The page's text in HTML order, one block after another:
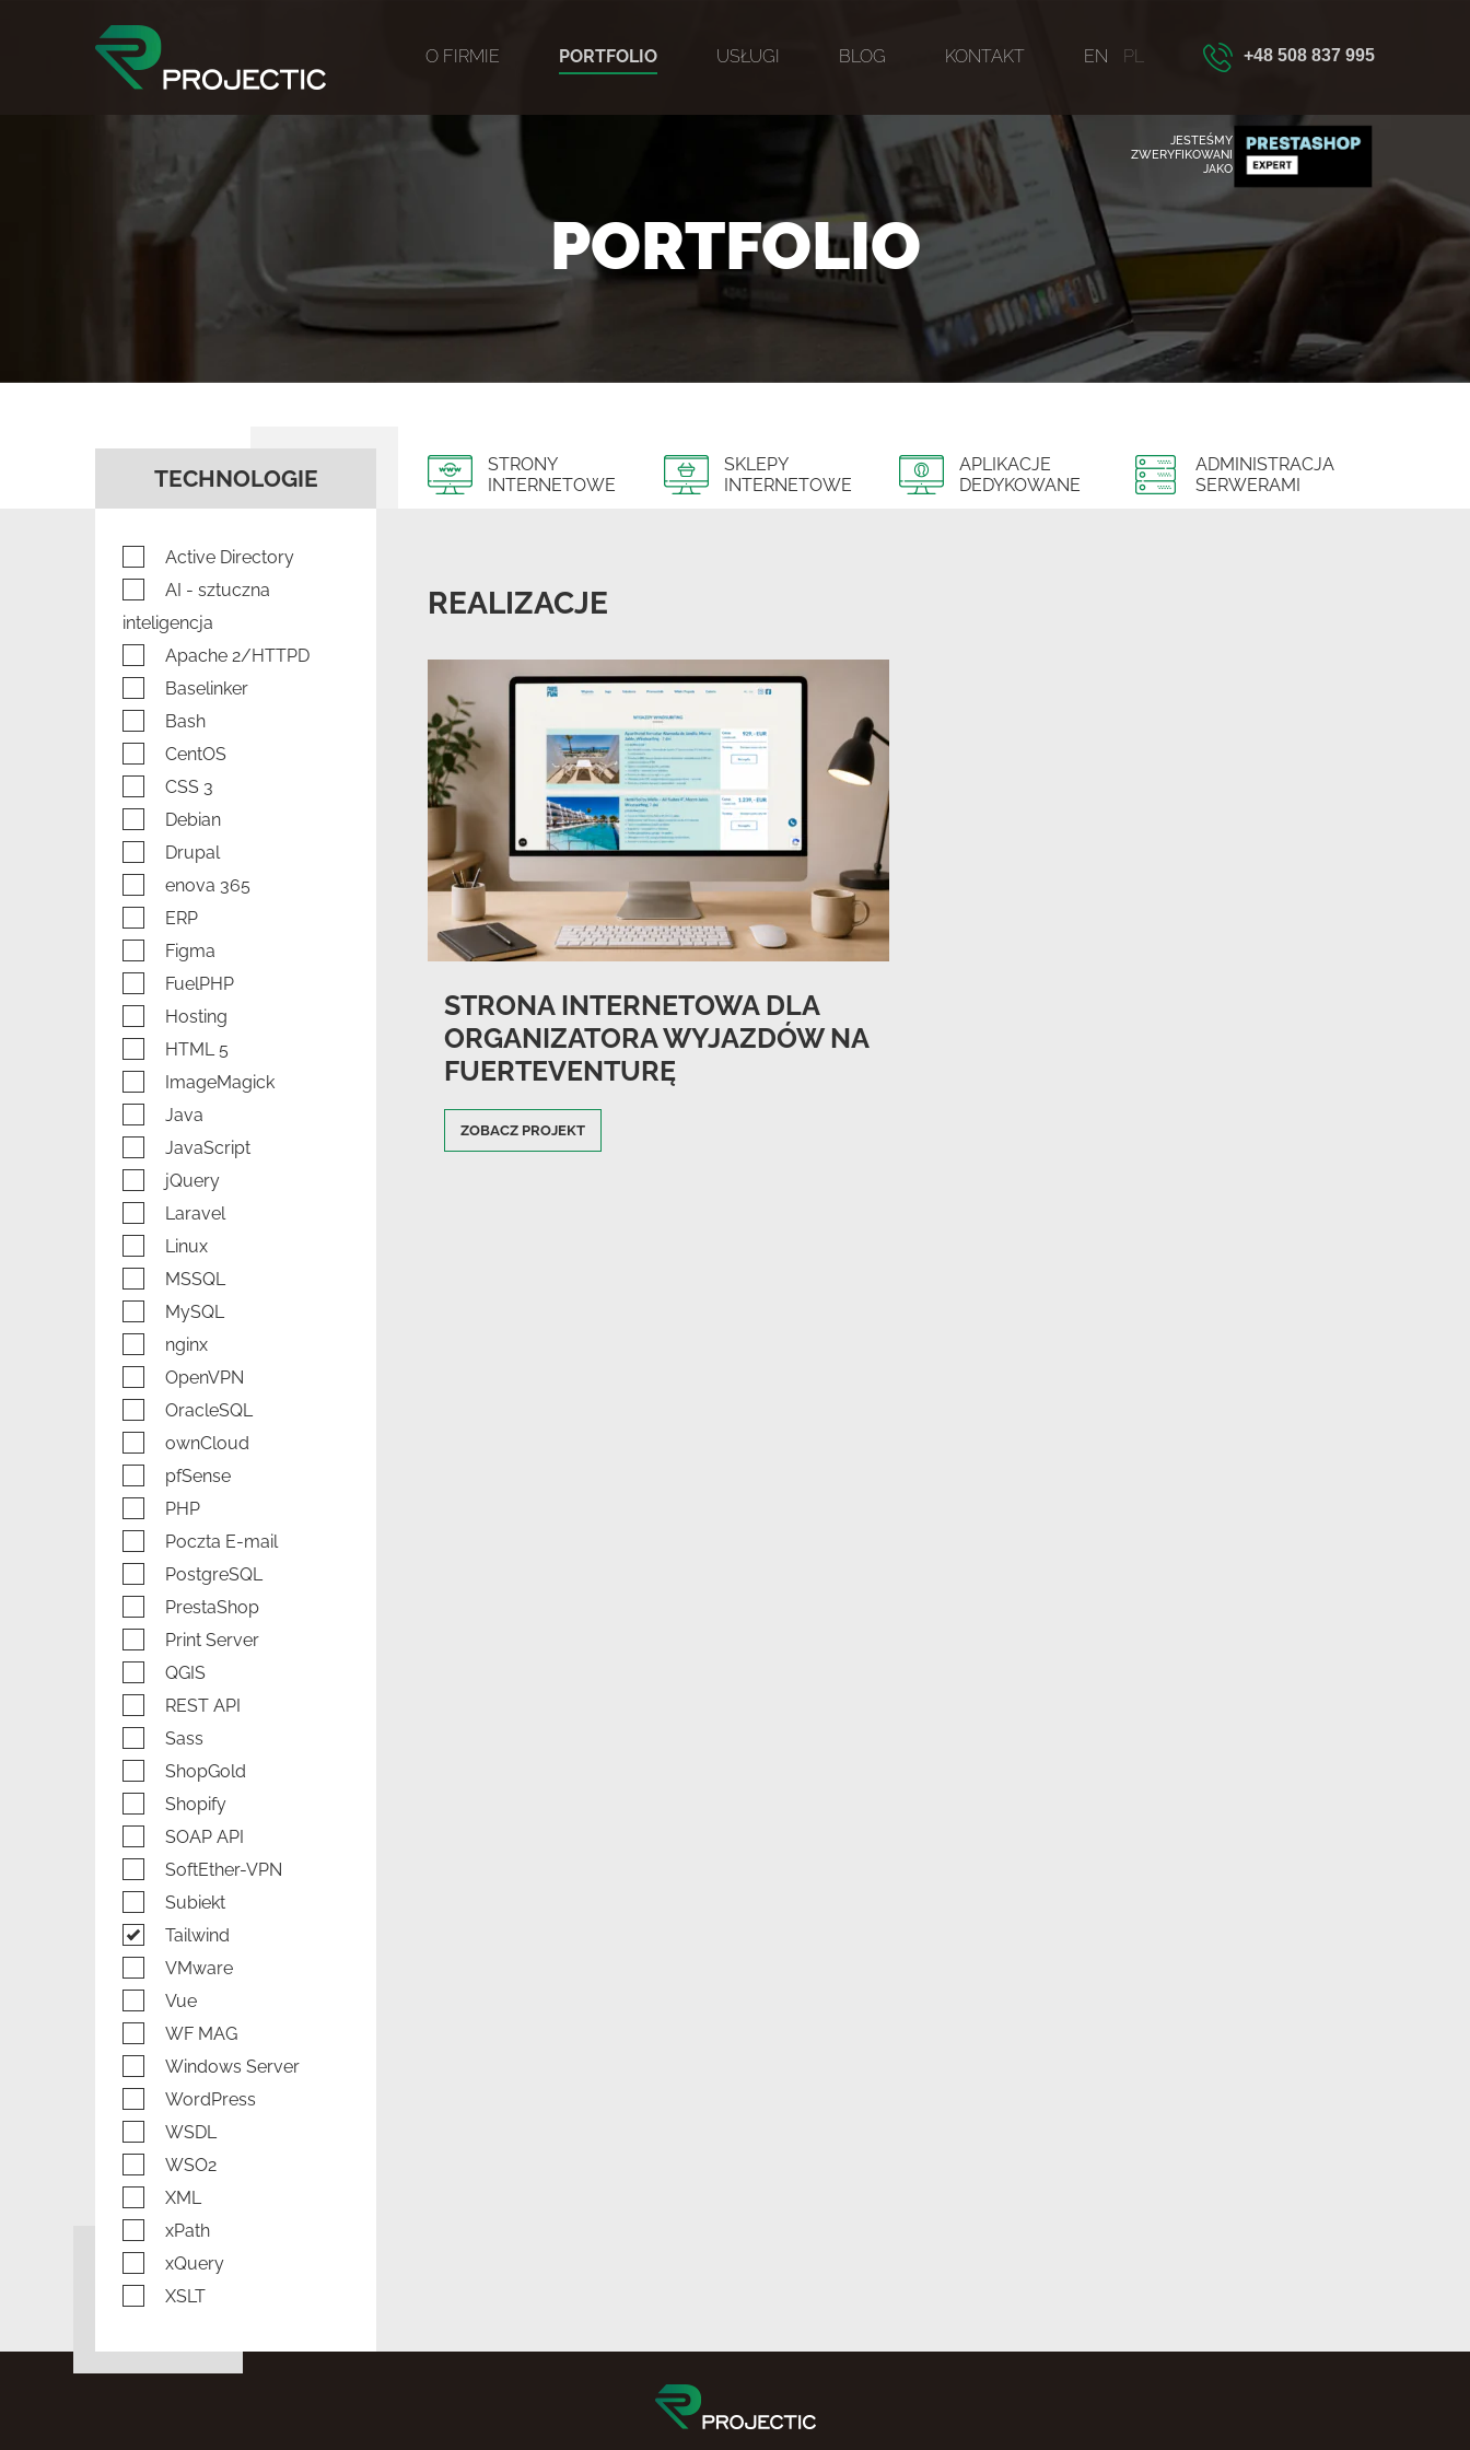
O FIRMIE PORTFOLIO USŁUGI BLOG KONTAKT EN PL +48 508 837 995
JESTEŚMY
ZWERYFIKOWANI
JAKO
PORTFOLIO
STRONY
INTERNETOWE
SKLEPY
INTERNETOWE
APLIKACJE
DEDYKOWANE
ADMINISTRACJA
SERWERAMI
TECHNOLOGIE
Active Directory
AI - sztuczna
inteligencja
Apache 2/HTTPD
Baselinker
Bash
CentOS
CSS 3
Debian
Drupal
enova 365
ERP
Figma
FuelPHP
Hosting
HTML 5
ImageMagick
Java
JavaScript
jQuery
Laravel
Linux
MSSQL
MySQL
nginx
OpenVPN
OracleSQL
ownCloud
pfSense
PHP
Poczta E-mail
PostgreSQL
PrestaShop
Print Server
QGIS
REST API
Sass
ShopGold
Shopify
SOAP API
SoftEther-VPN
Subiekt
Tailwind
VMware
Vue
WF MAG
Windows Server
WordPress
WSDL
WSO2
XML
xPath
xQuery
XSLT
REALIZACJE
STRONA INTERNETOWA DLA
ORGANIZATORA WYJAZDÓW NA
FUERTEVENTURĘ
ZOBACZ PROJEKT